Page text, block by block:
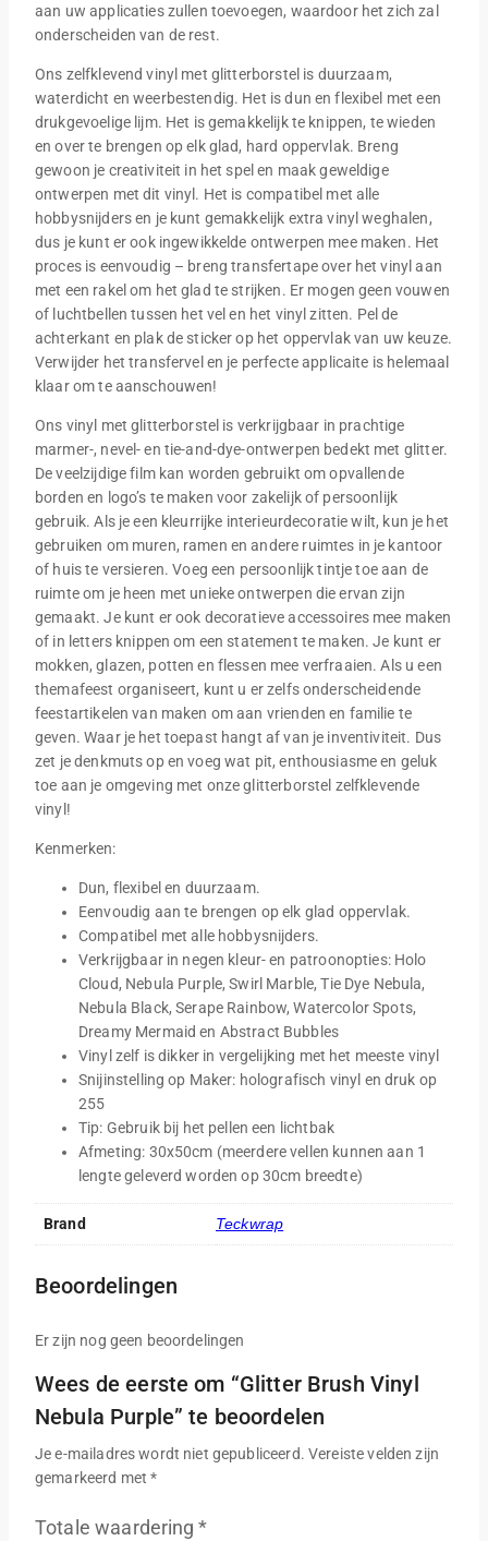
aan uw applicaties zullen toevoegen, waardoor het zich zal
onderscheiden van de rest.
Ons zelfklevend vinyl met glitterborstel is duurzaam,
waterdicht en weerbestendig. Het is dun en flexibel met een
drukgevoelige lijm. Het is gemakkelijk te knippen, te wieden
en over te brengen op elk glad, hard oppervlak. Breng
gewoon je creativiteit in het spel en maak geweldige
ontwerpen met dit vinyl. Het is compatibel met alle
hobbysnijders en je kunt gemakkelijk extra vinyl weghalen,
dus je kunt er ook ingewikkelde ontwerpen mee maken. Het
proces is eenvoudig – breng transfertape over het vinyl aan
met een rakel om het glad te strijken. Er mogen geen vouwen
of luchtbellen tussen het vel en het vinyl zitten. Pel de
achterkant en plak de sticker op het oppervlak van uw keuze.
Verwijder het transfervel en je perfecte applicaite is helemaal
klaar om te aanschouwen!
Ons vinyl met glitterborstel is verkrijgbaar in prachtige
marmer-, nevel- en tie-and-dye-ontwerpen bedekt met glitter.
De veelzijdige film kan worden gebruikt om opvallende
borden en logo’s te maken voor zakelijk of persoonlijk
gebruik. Als je een kleurrijke interieurdecoratie wilt, kun je het
gebruiken om muren, ramen en andere ruimtes in je kantoor
of huis te versieren. Voeg een persoonlijk tintje toe aan de
ruimte om je heen met unieke ontwerpen die ervan zijn
gemaakt. Je kunt er ook decoratieve accessoires mee maken
of in letters knippen om een statement te maken. Je kunt er
mokken, glazen, potten en flessen mee verfraaien. Als u een
themafeest organiseert, kunt u er zelfs onderscheidende
feestartikelen van maken om aan vrienden en familie te
geven. Waar je het toepast hangt af van je inventiviteit. Dus
zet je denkmuts op en voeg wat pit, enthousiasme en geluk
toe aan je omgeving met onze glitterborstel zelfklevende
vinyl!
Kenmerken:
Dun, flexibel en duurzaam.
Eenvoudig aan te brengen op elk glad oppervlak.
Compatibel met alle hobbysnijders.
Verkrijgbaar in negen kleur- en patroonopties: Holo
Cloud, Nebula Purple, Swirl Marble, Tie Dye Nebula,
Nebula Black, Serape Rainbow, Watercolor Spots,
Dreamy Mermaid en Abstract Bubbles
Vinyl zelf is dikker in vergelijking met het meeste vinyl
Snijinstelling op Maker: holografisch vinyl en druk op
255
Tip: Gebruik bij het pellen een lichtbak
Afmeting: 30x50cm (meerdere vellen kunnen aan 1
lengte geleverd worden op 30cm breedte)
Brand Teckwrap
Beoordelingen
Er zijn nog geen beoordelingen
Wees de eerste om “Glitter Brush Vinyl
Nebula Purple” te beoordelen
Je e-mailadres wordt niet gepubliceerd. Vereiste velden zijn
gemarkeerd met*
Totale waardering *